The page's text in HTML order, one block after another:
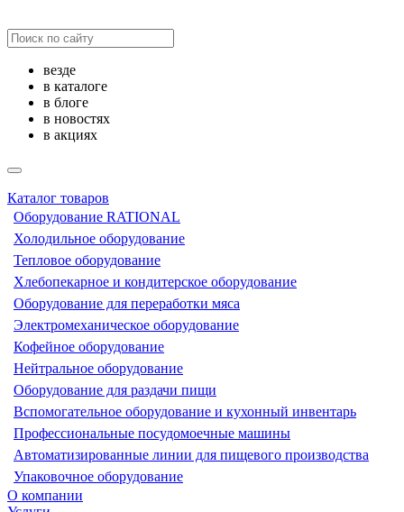
везде
в каталоге
в блоге
в новостях
в акциях
Каталог товаров
Оборудование RATIONAL
Холодильное оборудование
Тепловое оборудование
Хлебопекарное и кондитерское оборудование
Оборудование для переработки мяса
Электромеханическое оборудование
Кофейное оборудование
Нейтральное оборудование
Оборудование для раздачи пищи
Вспомогательное оборудование и кухонный инвентарь
Профессиональные посудомоечные машины
Автоматизированные линии для пищевого производства
Упаковочное оборудование
О компании